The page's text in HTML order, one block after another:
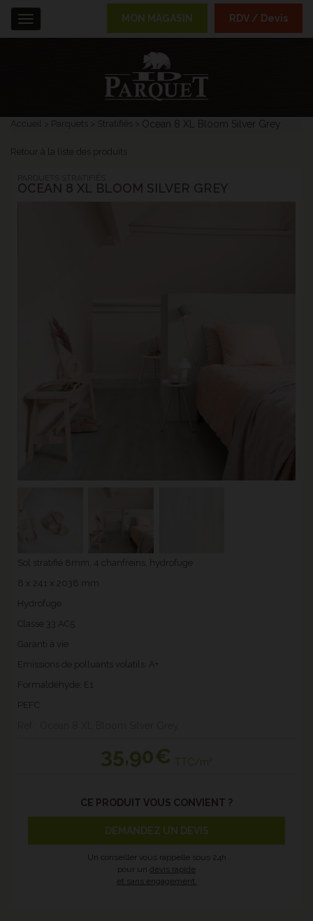
Accueil Parquets Stratifiés Ocean 8 XL Bloom Silver Grey
Retour à la liste des produits
OCEAN 8 XL BLOOM SILVER GREY
Sol stratifié 8mm, 4 chanfreins, hydrofuge
8 x 241 x 2038 mm
Hydrofuge
Classe 33 AC5
Garanti à vie
Emissions de polluants volatils: A+
Formaldéhyde: E1
PEFC
35,90€ TTC/m²
CE PRODUIT VOUS CONVIENT ?
DEMANDEZ UN DEVIS
Un conseiller vous rappelle sous 24h
pour un devis rapide
et sans engagement.
Menu MON MAGASIN RDV / Devis